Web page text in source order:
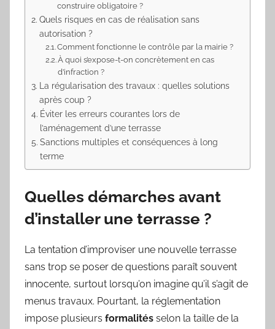
construire obligatoire ?
Quels risques en cas de réalisation sans
autorisation ?
Comment fonctionne le contrôle par la mairie ?
À quoi s’expose-t-on concrètement en cas
d’infraction ?
La régularisation des travaux : quelles solutions
après coup ?
Éviter les erreurs courantes lors de
l’aménagement d’une terrasse
Sanctions multiples et conséquences à long
terme
Quelles démarches avant
d’installer une terrasse ?
La tentation d’improviser une nouvelle terrasse
sans trop se poser de questions paraît souvent
innocente, surtout lorsqu’on imagine qu’il s’agit de
menus travaux. Pourtant, la réglementation
impose plusieurs formalités selon la taille de la